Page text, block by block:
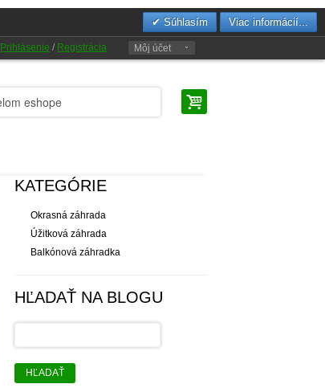
Súhlasím Viac informácií...
Prihlásenie / Registrácia Môj účet
KATEGÓRIE
Okrasná záhrada
Úžitková záhrada
Balkónová záhradka
HĽADAŤ NA BLOGU
HĽADAŤ